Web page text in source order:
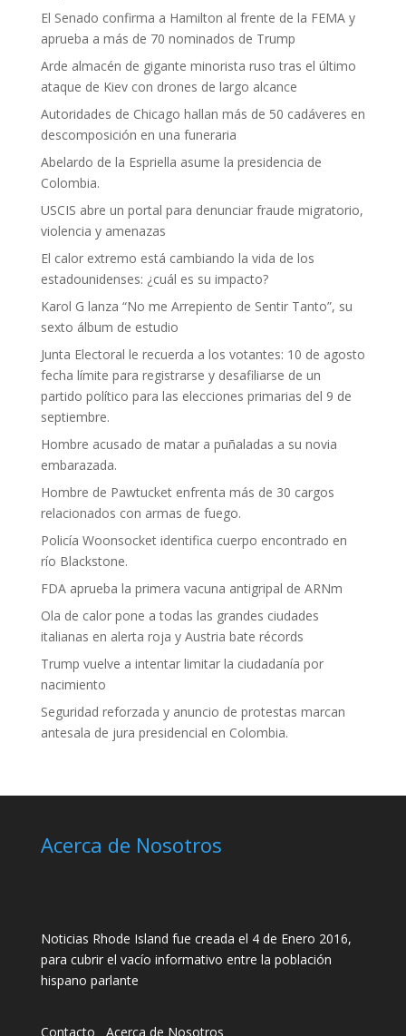
El Senado confirma a Hamilton al frente de la FEMA y
aprueba a más de 70 nominados de Trump
Arde almacén de gigante minorista ruso tras el último
ataque de Kiev con drones de largo alcance
Autoridades de Chicago hallan más de 50 cadáveres en
descomposición en una funeraria
Abelardo de la Espriella asume la presidencia de
Colombia.
USCIS abre un portal para denunciar fraude migratorio,
violencia y amenazas
El calor extremo está cambiando la vida de los
estadounidenses: ¿cuál es su impacto?
Karol G lanza “No me Arrepiento de Sentir Tanto”, su
sexto álbum de estudio
Junta Electoral le recuerda a los votantes: 10 de agosto
fecha límite para registrarse y desafiliarse de un
partido político para las elecciones primarias del 9 de
septiembre.
Hombre acusado de matar a puñaladas a su novia
embarazada.
Hombre de Pawtucket enfrenta más de 30 cargos
relacionados con armas de fuego.
Policía Woonsocket identifica cuerpo encontrado en
río Blackstone.
FDA aprueba la primera vacuna antigripal de ARNm
Ola de calor pone a todas las grandes ciudades
italianas en alerta roja y Austria bate récords
Trump vuelve a intentar limitar la ciudadanía por
nacimiento
Seguridad reforzada y anuncio de protestas marcan
antesala de jura presidencial en Colombia.
Acerca de Nosotros
Noticias Rhode Island fue creada el 4 de Enero 2016,
para cubrir el vacío informativo entre la población
hispano parlante
Contacto Acerca de Nosotros